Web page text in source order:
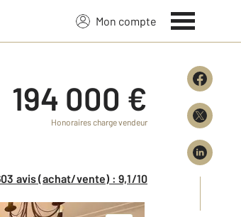
Mon compte
194 000 €
Honoraires charge vendeur
603 avis (achat/vente) : 9,1/10